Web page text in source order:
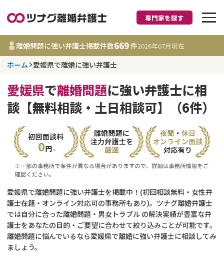
離婚に強い弁護士
事務所 669
件
更新日 :2026年07月31日
相談内容で探す
離婚前相談
離婚裁判
DV
不貞・不倫慰謝料請求
費用相場
コラム
財産分与
養育費
専門家を探す
離婚問題に強い弁護士掲載件数669件2026年07月現在
ホーム 愛媛県で離婚に強い弁護士
愛媛県で離婚問題に強い弁護士に相
談【無料相談・土日相談可】（6件）
愛媛県で離婚問題に強い弁護士を掲載中！(初回相談無料・女性弁
護士在籍・オンライン対応可の事務所もあり)。ツナグ離婚弁護士
では自分に合った離婚問題・男女トラブル の解決実績が豊富な弁
護士をあなたの目的・ご要望に合わせて絞り込みことが可能です。
離婚問題に悩んでいるなら愛媛県で離婚に強い弁護士に相談してみ
ましょう。